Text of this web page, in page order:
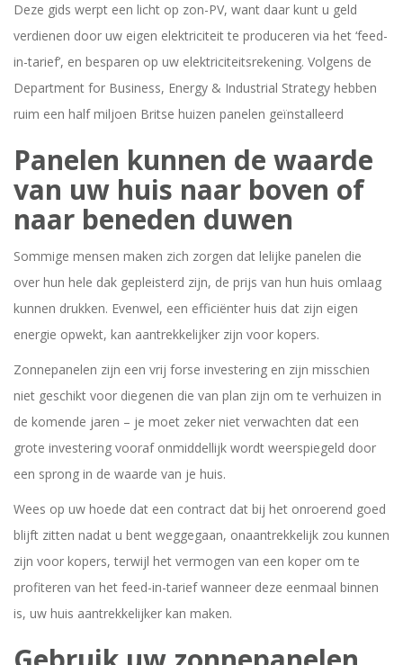
Deze gids werpt een licht op zon-PV, want daar kunt u geld
verdienen door uw eigen elektriciteit te produceren via het ‘feed-
in-tarief’, en besparen op uw elektriciteitsrekening. Volgens de
Department for Business, Energy & Industrial Strategy hebben
ruim een half miljoen Britse huizen panelen geïnstalleerd
Panelen kunnen de waarde
van uw huis naar boven of
naar beneden duwen
Sommige mensen maken zich zorgen dat lelijke panelen die
over hun hele dak gepleisterd zijn, de prijs van hun huis omlaag
kunnen drukken. Evenwel, een efficiënter huis dat zijn eigen
energie opwekt, kan aantrekkelijker zijn voor kopers.
Zonnepanelen zijn een vrij forse investering en zijn misschien
niet geschikt voor diegenen die van plan zijn om te verhuizen in
de komende jaren – je moet zeker niet verwachten dat een
grote investering vooraf onmiddellijk wordt weerspiegeld door
een sprong in de waarde van je huis.
Wees op uw hoede dat een contract dat bij het onroerend goed
blijft zitten nadat u bent weggegaan, onaantrekkelijk zou kunnen
zijn voor kopers, terwijl het vermogen van een koper om te
profiteren van het feed-in-tarief wanneer deze eenmaal binnen
is, uw huis aantrekkelijker kan maken.